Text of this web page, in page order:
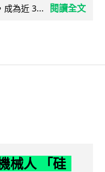
成為近 3...
閱讀全文
械人 「硅